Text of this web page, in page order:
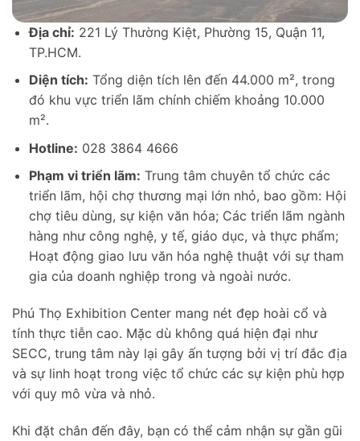
Địa chỉ: 221 Lý Thường Kiệt, Phường 15, Quận 11,
TP.HCM.
Diện tích: Tổng diện tích lên đến 44.000 m², trong
đó khu vực triển lãm chính chiếm khoảng 10.000
m².
Hotline: 028 3864 4666
Phạm vi triển lãm: Trung tâm chuyên tổ chức các
triển lãm, hội chợ thương mại lớn nhỏ, bao gồm: Hội
chợ tiêu dùng, sự kiện văn hóa; Các triển lãm ngành
hàng như công nghệ, y tế, giáo dục, và thực phẩm;
Hoạt động giao lưu văn hóa nghệ thuật với sự tham
gia của doanh nghiệp trong và ngoài nước.
Phú Thọ Exhibition Center mang nét đẹp hoài cổ và
tính thực tiễn cao. Mặc dù không quá hiện đại như
SECC, trung tâm này lại gây ấn tượng bởi vị trí đắc địa
và sự linh hoạt trong việc tổ chức các sự kiện phù hợp
với quy mô vừa và nhỏ.
Khi đặt chân đến đây, bạn có thể cảm nhận sự gần gũi